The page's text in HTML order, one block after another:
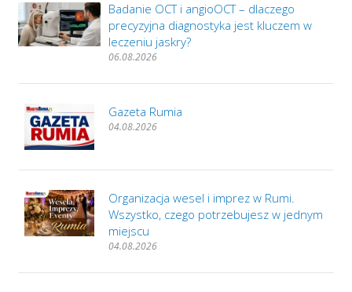
Badanie OCT i angioOCT – dlaczego
precyzyjna diagnostyka jest kluczem w
leczeniu jaskry?
06.08.2026
Gazeta Rumia
04.08.2026
Organizacja wesel i imprez w Rumi.
Wszystko, czego potrzebujesz w jednym
miejscu
04.08.2026